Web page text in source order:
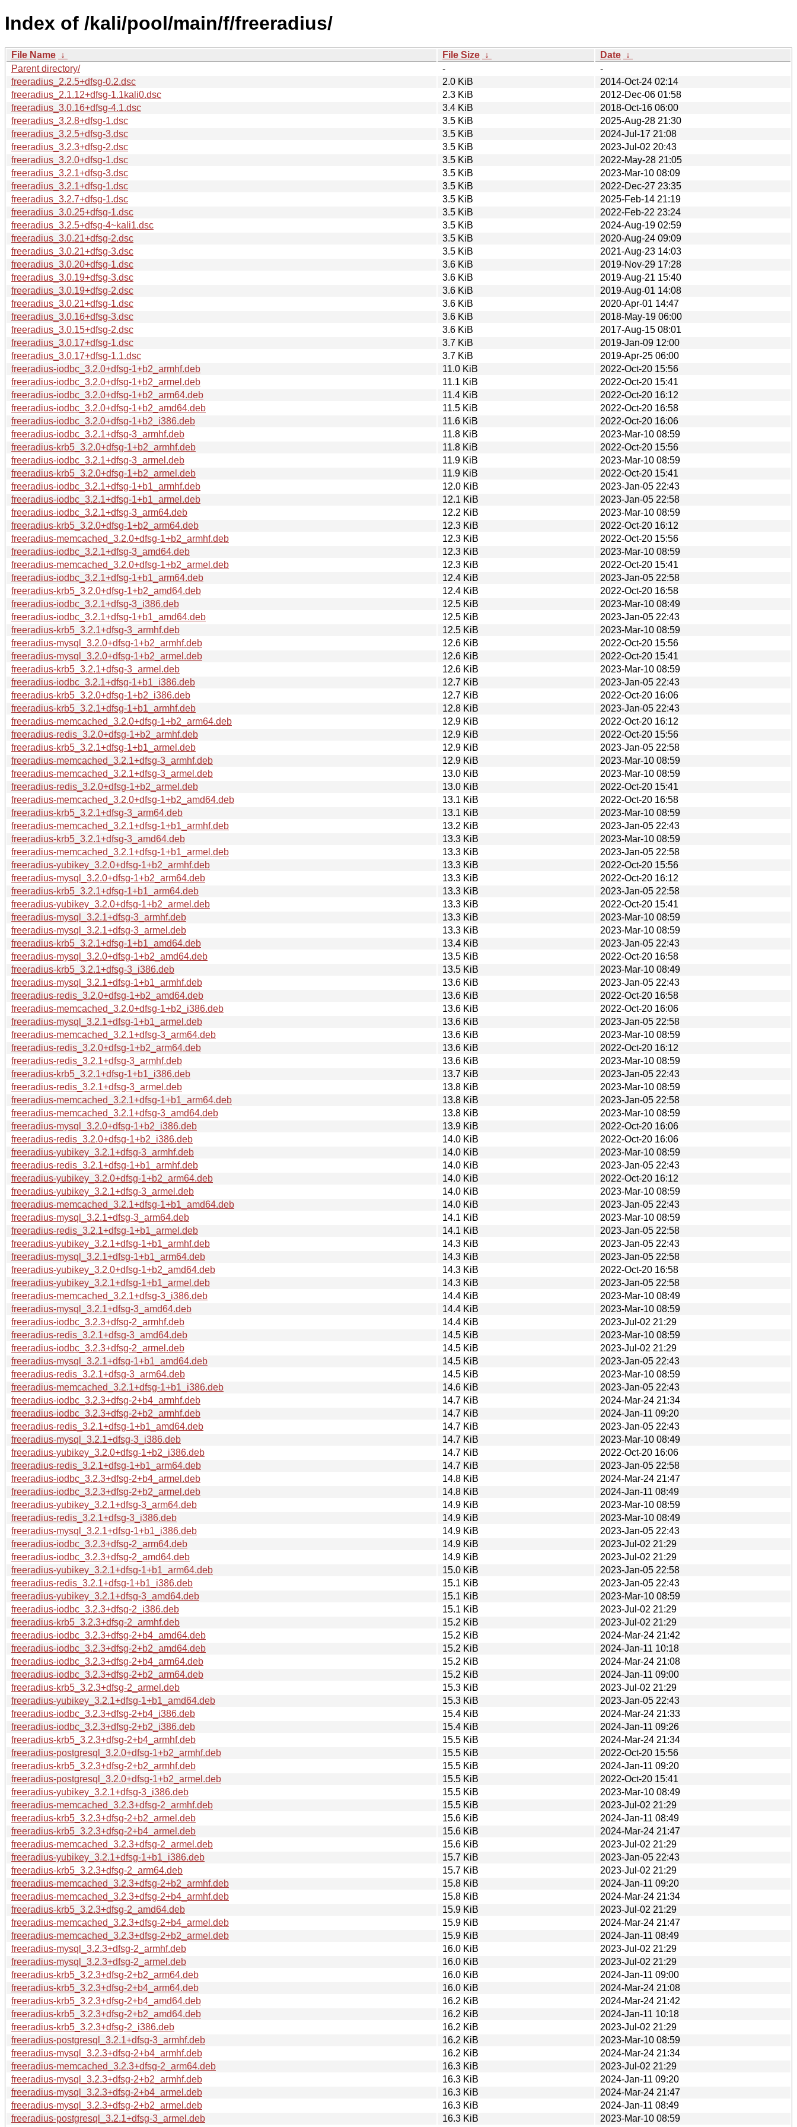
Index of /kali/pool/main/f/freeradius/
File Name ↓ File Size ↓ Date ↓
Parent directory/
-
-
freeradius_2.2.5+dfsg-0.2.dsc
2.0 KiB
2014-Oct-24 02:14
freeradius_2.1.12+dfsg-1.1kali0.dsc
2.3 KiB
2012-Dec-06 01:58
freeradius_3.0.16+dfsg-4.1.dsc
3.4 KiB
2018-Oct-16 06:00
freeradius_3.2.8+dfsg-1.dsc
3.5 KiB
2025-Aug-28 21:30
freeradius_3.2.5+dfsg-3.dsc
3.5 KiB
2024-Jul-17 21:08
freeradius_3.2.3+dfsg-2.dsc
3.5 KiB
2023-Jul-02 20:43
freeradius_3.2.0+dfsg-1.dsc
3.5 KiB
2022-May-28 21:05
freeradius_3.2.1+dfsg-3.dsc
3.5 KiB
2023-Mar-10 08:09
freeradius_3.2.1+dfsg-1.dsc
3.5 KiB
2022-Dec-27 23:35
freeradius_3.2.7+dfsg-1.dsc
3.5 KiB
2025-Feb-14 21:19
freeradius_3.0.25+dfsg-1.dsc
3.5 KiB
2022-Feb-22 23:24
freeradius_3.2.5+dfsg-4~kali1.dsc
3.5 KiB
2024-Aug-19 02:59
freeradius_3.0.21+dfsg-2.dsc
3.5 KiB
2020-Aug-24 09:09
freeradius_3.0.21+dfsg-3.dsc
3.5 KiB
2021-Aug-23 14:03
freeradius_3.0.20+dfsg-1.dsc
3.6 KiB
2019-Nov-29 17:28
freeradius_3.0.19+dfsg-3.dsc
3.6 KiB
2019-Aug-21 15:40
freeradius_3.0.19+dfsg-2.dsc
3.6 KiB
2019-Aug-01 14:08
freeradius_3.0.21+dfsg-1.dsc
3.6 KiB
2020-Apr-01 14:47
freeradius_3.0.16+dfsg-3.dsc
3.6 KiB
2018-May-19 06:00
freeradius_3.0.15+dfsg-2.dsc
3.6 KiB
2017-Aug-15 08:01
freeradius_3.0.17+dfsg-1.dsc
3.7 KiB
2019-Jan-09 12:00
freeradius_3.0.17+dfsg-1.1.dsc
3.7 KiB
2019-Apr-25 06:00
freeradius-iodbc_3.2.0+dfsg-1+b2_armhf.deb
11.0 KiB
2022-Oct-20 15:56
freeradius-iodbc_3.2.0+dfsg-1+b2_armel.deb
11.1 KiB
2022-Oct-20 15:41
freeradius-iodbc_3.2.0+dfsg-1+b2_arm64.deb
11.4 KiB
2022-Oct-20 16:12
freeradius-iodbc_3.2.0+dfsg-1+b2_amd64.deb
11.5 KiB
2022-Oct-20 16:58
freeradius-iodbc_3.2.0+dfsg-1+b2_i386.deb
11.6 KiB
2022-Oct-20 16:06
freeradius-iodbc_3.2.1+dfsg-3_armhf.deb
11.8 KiB
2023-Mar-10 08:59
freeradius-krb5_3.2.0+dfsg-1+b2_armhf.deb
11.8 KiB
2022-Oct-20 15:56
freeradius-iodbc_3.2.1+dfsg-3_armel.deb
11.9 KiB
2023-Mar-10 08:59
freeradius-krb5_3.2.0+dfsg-1+b2_armel.deb
11.9 KiB
2022-Oct-20 15:41
freeradius-iodbc_3.2.1+dfsg-1+b1_armhf.deb
12.0 KiB
2023-Jan-05 22:43
freeradius-iodbc_3.2.1+dfsg-1+b1_armel.deb
12.1 KiB
2023-Jan-05 22:58
freeradius-iodbc_3.2.1+dfsg-3_arm64.deb
12.2 KiB
2023-Mar-10 08:59
freeradius-krb5_3.2.0+dfsg-1+b2_arm64.deb
12.3 KiB
2022-Oct-20 16:12
freeradius-memcached_3.2.0+dfsg-1+b2_armhf.deb
12.3 KiB
2022-Oct-20 15:56
freeradius-iodbc_3.2.1+dfsg-3_amd64.deb
12.3 KiB
2023-Mar-10 08:59
freeradius-memcached_3.2.0+dfsg-1+b2_armel.deb
12.3 KiB
2022-Oct-20 15:41
freeradius-iodbc_3.2.1+dfsg-1+b1_arm64.deb
12.4 KiB
2023-Jan-05 22:58
freeradius-krb5_3.2.0+dfsg-1+b2_amd64.deb
12.4 KiB
2022-Oct-20 16:58
freeradius-iodbc_3.2.1+dfsg-3_i386.deb
12.5 KiB
2023-Mar-10 08:49
freeradius-iodbc_3.2.1+dfsg-1+b1_amd64.deb
12.5 KiB
2023-Jan-05 22:43
freeradius-krb5_3.2.1+dfsg-3_armhf.deb
12.5 KiB
2023-Mar-10 08:59
freeradius-mysql_3.2.0+dfsg-1+b2_armhf.deb
12.6 KiB
2022-Oct-20 15:56
freeradius-mysql_3.2.0+dfsg-1+b2_armel.deb
12.6 KiB
2022-Oct-20 15:41
freeradius-krb5_3.2.1+dfsg-3_armel.deb
12.6 KiB
2023-Mar-10 08:59
freeradius-iodbc_3.2.1+dfsg-1+b1_i386.deb
12.7 KiB
2023-Jan-05 22:43
freeradius-krb5_3.2.0+dfsg-1+b2_i386.deb
12.7 KiB
2022-Oct-20 16:06
freeradius-krb5_3.2.1+dfsg-1+b1_armhf.deb
12.8 KiB
2023-Jan-05 22:43
freeradius-memcached_3.2.0+dfsg-1+b2_arm64.deb
12.9 KiB
2022-Oct-20 16:12
freeradius-redis_3.2.0+dfsg-1+b2_armhf.deb
12.9 KiB
2022-Oct-20 15:56
freeradius-krb5_3.2.1+dfsg-1+b1_armel.deb
12.9 KiB
2023-Jan-05 22:58
freeradius-memcached_3.2.1+dfsg-3_armhf.deb
12.9 KiB
2023-Mar-10 08:59
freeradius-memcached_3.2.1+dfsg-3_armel.deb
13.0 KiB
2023-Mar-10 08:59
freeradius-redis_3.2.0+dfsg-1+b2_armel.deb
13.0 KiB
2022-Oct-20 15:41
freeradius-memcached_3.2.0+dfsg-1+b2_amd64.deb
13.1 KiB
2022-Oct-20 16:58
freeradius-krb5_3.2.1+dfsg-3_arm64.deb
13.1 KiB
2023-Mar-10 08:59
freeradius-memcached_3.2.1+dfsg-1+b1_armhf.deb
13.2 KiB
2023-Jan-05 22:43
freeradius-krb5_3.2.1+dfsg-3_amd64.deb
13.3 KiB
2023-Mar-10 08:59
freeradius-memcached_3.2.1+dfsg-1+b1_armel.deb
13.3 KiB
2023-Jan-05 22:58
freeradius-yubikey_3.2.0+dfsg-1+b2_armhf.deb
13.3 KiB
2022-Oct-20 15:56
freeradius-mysql_3.2.0+dfsg-1+b2_arm64.deb
13.3 KiB
2022-Oct-20 16:12
freeradius-krb5_3.2.1+dfsg-1+b1_arm64.deb
13.3 KiB
2023-Jan-05 22:58
freeradius-yubikey_3.2.0+dfsg-1+b2_armel.deb
13.3 KiB
2022-Oct-20 15:41
freeradius-mysql_3.2.1+dfsg-3_armhf.deb
13.3 KiB
2023-Mar-10 08:59
freeradius-mysql_3.2.1+dfsg-3_armel.deb
13.3 KiB
2023-Mar-10 08:59
freeradius-krb5_3.2.1+dfsg-1+b1_amd64.deb
13.4 KiB
2023-Jan-05 22:43
freeradius-mysql_3.2.0+dfsg-1+b2_amd64.deb
13.5 KiB
2022-Oct-20 16:58
freeradius-krb5_3.2.1+dfsg-3_i386.deb
13.5 KiB
2023-Mar-10 08:49
freeradius-mysql_3.2.1+dfsg-1+b1_armhf.deb
13.6 KiB
2023-Jan-05 22:43
freeradius-redis_3.2.0+dfsg-1+b2_amd64.deb
13.6 KiB
2022-Oct-20 16:58
freeradius-memcached_3.2.0+dfsg-1+b2_i386.deb
13.6 KiB
2022-Oct-20 16:06
freeradius-mysql_3.2.1+dfsg-1+b1_armel.deb
13.6 KiB
2023-Jan-05 22:58
freeradius-memcached_3.2.1+dfsg-3_arm64.deb
13.6 KiB
2023-Mar-10 08:59
freeradius-redis_3.2.0+dfsg-1+b2_arm64.deb
13.6 KiB
2022-Oct-20 16:12
freeradius-redis_3.2.1+dfsg-3_armhf.deb
13.6 KiB
2023-Mar-10 08:59
freeradius-krb5_3.2.1+dfsg-1+b1_i386.deb
13.7 KiB
2023-Jan-05 22:43
freeradius-redis_3.2.1+dfsg-3_armel.deb
13.8 KiB
2023-Mar-10 08:59
freeradius-memcached_3.2.1+dfsg-1+b1_arm64.deb
13.8 KiB
2023-Jan-05 22:58
freeradius-memcached_3.2.1+dfsg-3_amd64.deb
13.8 KiB
2023-Mar-10 08:59
freeradius-mysql_3.2.0+dfsg-1+b2_i386.deb
13.9 KiB
2022-Oct-20 16:06
freeradius-redis_3.2.0+dfsg-1+b2_i386.deb
14.0 KiB
2022-Oct-20 16:06
freeradius-yubikey_3.2.1+dfsg-3_armhf.deb
14.0 KiB
2023-Mar-10 08:59
freeradius-redis_3.2.1+dfsg-1+b1_armhf.deb
14.0 KiB
2023-Jan-05 22:43
freeradius-yubikey_3.2.0+dfsg-1+b2_arm64.deb
14.0 KiB
2022-Oct-20 16:12
freeradius-yubikey_3.2.1+dfsg-3_armel.deb
14.0 KiB
2023-Mar-10 08:59
freeradius-memcached_3.2.1+dfsg-1+b1_amd64.deb
14.0 KiB
2023-Jan-05 22:43
freeradius-mysql_3.2.1+dfsg-3_arm64.deb
14.1 KiB
2023-Mar-10 08:59
freeradius-redis_3.2.1+dfsg-1+b1_armel.deb
14.1 KiB
2023-Jan-05 22:58
freeradius-yubikey_3.2.1+dfsg-1+b1_armhf.deb
14.3 KiB
2023-Jan-05 22:43
freeradius-mysql_3.2.1+dfsg-1+b1_arm64.deb
14.3 KiB
2023-Jan-05 22:58
freeradius-yubikey_3.2.0+dfsg-1+b2_amd64.deb
14.3 KiB
2022-Oct-20 16:58
freeradius-yubikey_3.2.1+dfsg-1+b1_armel.deb
14.3 KiB
2023-Jan-05 22:58
freeradius-memcached_3.2.1+dfsg-3_i386.deb
14.4 KiB
2023-Mar-10 08:49
freeradius-mysql_3.2.1+dfsg-3_amd64.deb
14.4 KiB
2023-Mar-10 08:59
freeradius-iodbc_3.2.3+dfsg-2_armhf.deb
14.4 KiB
2023-Jul-02 21:29
freeradius-redis_3.2.1+dfsg-3_amd64.deb
14.5 KiB
2023-Mar-10 08:59
freeradius-iodbc_3.2.3+dfsg-2_armel.deb
14.5 KiB
2023-Jul-02 21:29
freeradius-mysql_3.2.1+dfsg-1+b1_amd64.deb
14.5 KiB
2023-Jan-05 22:43
freeradius-redis_3.2.1+dfsg-3_arm64.deb
14.5 KiB
2023-Mar-10 08:59
freeradius-memcached_3.2.1+dfsg-1+b1_i386.deb
14.6 KiB
2023-Jan-05 22:43
freeradius-iodbc_3.2.3+dfsg-2+b4_armhf.deb
14.7 KiB
2024-Mar-24 21:34
freeradius-iodbc_3.2.3+dfsg-2+b2_armhf.deb
14.7 KiB
2024-Jan-11 09:20
freeradius-redis_3.2.1+dfsg-1+b1_amd64.deb
14.7 KiB
2023-Jan-05 22:43
freeradius-mysql_3.2.1+dfsg-3_i386.deb
14.7 KiB
2023-Mar-10 08:49
freeradius-yubikey_3.2.0+dfsg-1+b2_i386.deb
14.7 KiB
2022-Oct-20 16:06
freeradius-redis_3.2.1+dfsg-1+b1_arm64.deb
14.7 KiB
2023-Jan-05 22:58
freeradius-iodbc_3.2.3+dfsg-2+b4_armel.deb
14.8 KiB
2024-Mar-24 21:47
freeradius-iodbc_3.2.3+dfsg-2+b2_armel.deb
14.8 KiB
2024-Jan-11 08:49
freeradius-yubikey_3.2.1+dfsg-3_arm64.deb
14.9 KiB
2023-Mar-10 08:59
freeradius-redis_3.2.1+dfsg-3_i386.deb
14.9 KiB
2023-Mar-10 08:49
freeradius-mysql_3.2.1+dfsg-1+b1_i386.deb
14.9 KiB
2023-Jan-05 22:43
freeradius-iodbc_3.2.3+dfsg-2_arm64.deb
14.9 KiB
2023-Jul-02 21:29
freeradius-iodbc_3.2.3+dfsg-2_amd64.deb
14.9 KiB
2023-Jul-02 21:29
freeradius-yubikey_3.2.1+dfsg-1+b1_arm64.deb
15.0 KiB
2023-Jan-05 22:58
freeradius-redis_3.2.1+dfsg-1+b1_i386.deb
15.1 KiB
2023-Jan-05 22:43
freeradius-yubikey_3.2.1+dfsg-3_amd64.deb
15.1 KiB
2023-Mar-10 08:59
freeradius-iodbc_3.2.3+dfsg-2_i386.deb
15.1 KiB
2023-Jul-02 21:29
freeradius-krb5_3.2.3+dfsg-2_armhf.deb
15.2 KiB
2023-Jul-02 21:29
freeradius-iodbc_3.2.3+dfsg-2+b4_amd64.deb
15.2 KiB
2024-Mar-24 21:42
freeradius-iodbc_3.2.3+dfsg-2+b2_amd64.deb
15.2 KiB
2024-Jan-11 10:18
freeradius-iodbc_3.2.3+dfsg-2+b4_arm64.deb
15.2 KiB
2024-Mar-24 21:08
freeradius-iodbc_3.2.3+dfsg-2+b2_arm64.deb
15.2 KiB
2024-Jan-11 09:00
freeradius-krb5_3.2.3+dfsg-2_armel.deb
15.3 KiB
2023-Jul-02 21:29
freeradius-yubikey_3.2.1+dfsg-1+b1_amd64.deb
15.3 KiB
2023-Jan-05 22:43
freeradius-iodbc_3.2.3+dfsg-2+b4_i386.deb
15.4 KiB
2024-Mar-24 21:33
freeradius-iodbc_3.2.3+dfsg-2+b2_i386.deb
15.4 KiB
2024-Jan-11 09:26
freeradius-krb5_3.2.3+dfsg-2+b4_armhf.deb
15.5 KiB
2024-Mar-24 21:34
freeradius-postgresql_3.2.0+dfsg-1+b2_armhf.deb
15.5 KiB
2022-Oct-20 15:56
freeradius-krb5_3.2.3+dfsg-2+b2_armhf.deb
15.5 KiB
2024-Jan-11 09:20
freeradius-postgresql_3.2.0+dfsg-1+b2_armel.deb
15.5 KiB
2022-Oct-20 15:41
freeradius-yubikey_3.2.1+dfsg-3_i386.deb
15.5 KiB
2023-Mar-10 08:49
freeradius-memcached_3.2.3+dfsg-2_armhf.deb
15.5 KiB
2023-Jul-02 21:29
freeradius-krb5_3.2.3+dfsg-2+b2_armel.deb
15.6 KiB
2024-Jan-11 08:49
freeradius-krb5_3.2.3+dfsg-2+b4_armel.deb
15.6 KiB
2024-Mar-24 21:47
freeradius-memcached_3.2.3+dfsg-2_armel.deb
15.6 KiB
2023-Jul-02 21:29
freeradius-yubikey_3.2.1+dfsg-1+b1_i386.deb
15.7 KiB
2023-Jan-05 22:43
freeradius-krb5_3.2.3+dfsg-2_arm64.deb
15.7 KiB
2023-Jul-02 21:29
freeradius-memcached_3.2.3+dfsg-2+b2_armhf.deb
15.8 KiB
2024-Jan-11 09:20
freeradius-memcached_3.2.3+dfsg-2+b4_armhf.deb
15.8 KiB
2024-Mar-24 21:34
freeradius-krb5_3.2.3+dfsg-2_amd64.deb
15.9 KiB
2023-Jul-02 21:29
freeradius-memcached_3.2.3+dfsg-2+b4_armel.deb
15.9 KiB
2024-Mar-24 21:47
freeradius-memcached_3.2.3+dfsg-2+b2_armel.deb
15.9 KiB
2024-Jan-11 08:49
freeradius-mysql_3.2.3+dfsg-2_armhf.deb
16.0 KiB
2023-Jul-02 21:29
freeradius-mysql_3.2.3+dfsg-2_armel.deb
16.0 KiB
2023-Jul-02 21:29
freeradius-krb5_3.2.3+dfsg-2+b2_arm64.deb
16.0 KiB
2024-Jan-11 09:00
freeradius-krb5_3.2.3+dfsg-2+b4_arm64.deb
16.0 KiB
2024-Mar-24 21:08
freeradius-krb5_3.2.3+dfsg-2+b4_amd64.deb
16.2 KiB
2024-Mar-24 21:42
freeradius-krb5_3.2.3+dfsg-2+b2_amd64.deb
16.2 KiB
2024-Jan-11 10:18
freeradius-krb5_3.2.3+dfsg-2_i386.deb
16.2 KiB
2023-Jul-02 21:29
freeradius-postgresql_3.2.1+dfsg-3_armhf.deb
16.2 KiB
2023-Mar-10 08:59
freeradius-mysql_3.2.3+dfsg-2+b4_armhf.deb
16.2 KiB
2024-Mar-24 21:34
freeradius-memcached_3.2.3+dfsg-2_arm64.deb
16.3 KiB
2023-Jul-02 21:29
freeradius-mysql_3.2.3+dfsg-2+b2_armhf.deb
16.3 KiB
2024-Jan-11 09:20
freeradius-mysql_3.2.3+dfsg-2+b4_armel.deb
16.3 KiB
2024-Mar-24 21:47
freeradius-mysql_3.2.3+dfsg-2+b2_armel.deb
16.3 KiB
2024-Jan-11 08:49
freeradius-postgresql_3.2.1+dfsg-3_armel.deb
16.3 KiB
2023-Mar-10 08:59